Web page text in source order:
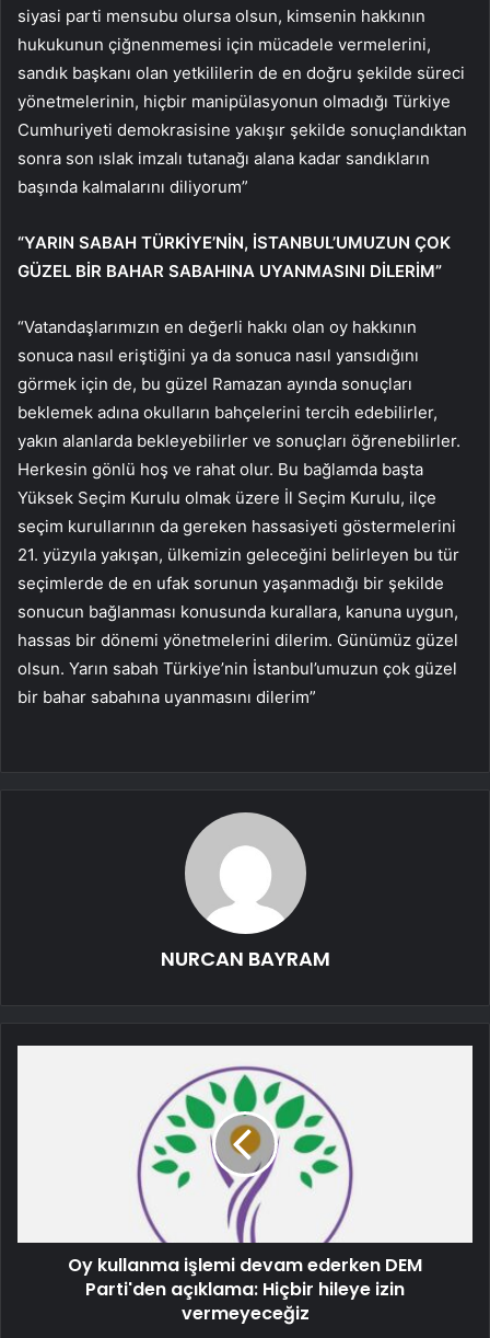
siyasi parti mensubu olursa olsun, kimsenin hakkının
hukukunun çiğnenmemesi için mücadele vermelerini,
sandık başkanı olan yetkililerin de en doğru şekilde süreci
yönetmelerinin, hiçbir manipülasyonun olmadığı Türkiye
Cumhuriyeti demokrasisine yakışır şekilde sonuçlandıktan
sonra son ıslak imzalı tutanağı alana kadar sandıkların
başında kalmalarını diliyorum”
“YARIN SABAH TÜRKİYE’NİN, İSTANBUL’UMUZUN ÇOK
GÜZEL BİR BAHAR SABAHINA UYANMASINI DİLERİM”
“Vatandaşlarımızın en değerli hakkı olan oy hakkının
sonuca nasıl eriştiğini ya da sonuca nasıl yansıdığını
görmek için de, bu güzel Ramazan ayında sonuçları
beklemek adına okulların bahçelerini tercih edebilirler,
yakın alanlarda bekleyebilirler ve sonuçları öğrenebilirler.
Herkesin gönlü hoş ve rahat olur. Bu bağlamda başta
Yüksek Seçim Kurulu olmak üzere İl Seçim Kurulu, ilçe
seçim kurullarının da gereken hassasiyeti göstermelerini
21. yüzyıla yakışan, ülkemizin geleceğini belirleyen bu tür
seçimlerde de en ufak sorunun yaşanmadığı bir şekilde
sonucun bağlanması konusunda kurallara, kanuna uygun,
hassas bir dönemi yönetmelerini dilerim. Günümüz güzel
olsun. Yarın sabah Türkiye’nin İstanbul’umuzun çok güzel
bir bahar sabahına uyanmasını dilerim”
NURCAN BAYRAM
Oy kullanma işlemi devam ederken DEM
Parti'den açıklama: Hiçbir hileye izin
vermeyeceğiz